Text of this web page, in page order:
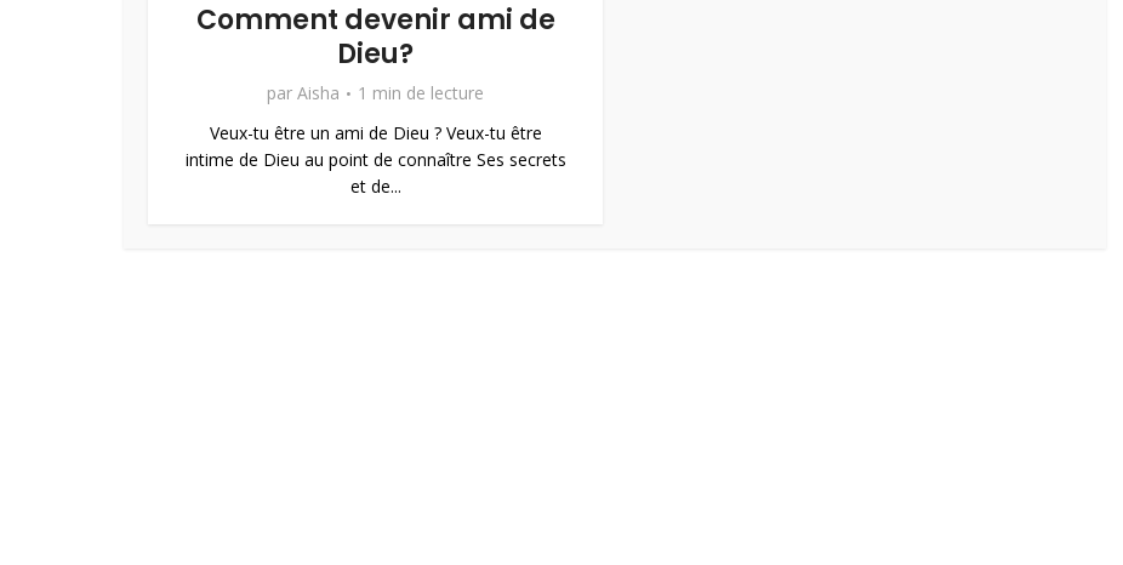
Comment devenir ami de
Dieu?
par Aisha
1 min de lecture
Veux-tu être un ami de Dieu ? Veux-tu être
intime de Dieu au point de connaître Ses secrets
et de...